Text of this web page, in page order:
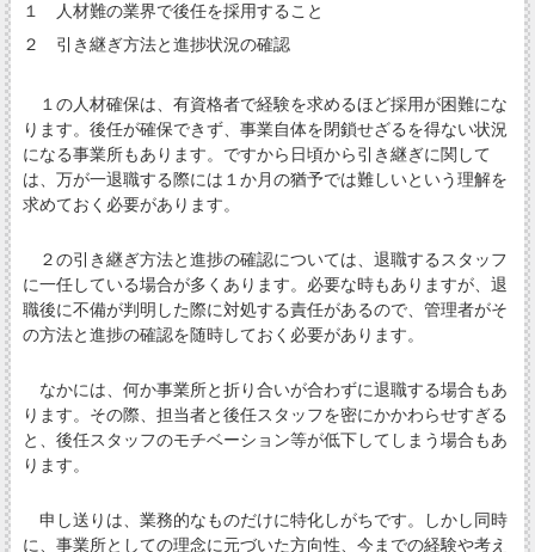
１ 人材難の業界で後任を採用すること
２ 引き継ぎ方法と進捗状況の確認
１の人材確保は、有資格者で経験を求めるほど採用が困難にな
ります。後任が確保できず、事業自体を閉鎖せざるを得ない状況
になる事業所もあります。ですから日頃から引き継ぎに関して
は、万が一退職する際には１か月の猶予では難しいという理解を
求めておく必要があります。
２の引き継ぎ方法と進捗の確認については、退職するスタッフ
に一任している場合が多くあります。必要な時もありますが、退
職後に不備が判明した際に対処する責任があるので、管理者がそ
の方法と進捗の確認を随時しておく必要があります。
なかには、何か事業所と折り合いが合わずに退職する場合もあ
ります。その際、担当者と後任スタッフを密にかかわらせすぎる
と、後任スタッフのモチベーション等が低下してしまう場合もあ
ります。
申し送りは、業務的なものだけに特化しがちです。しかし同時
に、事業所としての理念に元づいた方向性、今までの経験や考え